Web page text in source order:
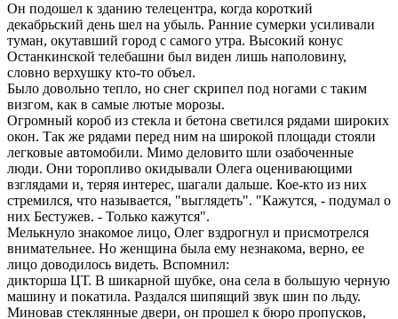
Он подошел к зданию телецентра, когда короткий
декабрьский день шел на убыль. Ранние сумерки усиливали
туман, окутавший город с самого утра. Высокий конус
Останкинской телебашни был виден лишь наполовину,
словно верхушку кто-то объел.
Было довольно тепло, но снег скрипел под ногами с таким
визгом, как в самые лютые морозы.
Огромный короб из стекла и бетона светился рядами широких
окон. Так же рядами перед ним на широкой площади стояли
легковые автомобили. Мимо деловито шли озабоченные
люди. Они торопливо окидывали Олега оценивающими
взглядами и, теряя интерес, шагали дальше. Кое-кто из них
стремился, что называется, "выглядеть". "Кажутся, - подумал о
них Бестужев. - Только кажутся".
Мелькнуло знакомое лицо, Олег вздрогнул и присмотрелся
внимательнее. Но женщина была ему незнакома, верно, ее
лицо доводилось видеть. Вспомнил:
дикторша ЦТ. В шикарной шубке, она села в большую черную
машину и покатила. Раздался шипящий звук шин по льду.
Миновав стеклянные двери, он прошел к бюро пропусков,